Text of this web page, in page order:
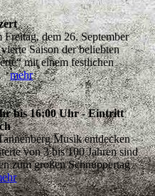
Freitag, dem 26. September
Saison der beliebten
mit einem festlichen
mehr
bis 16:00 Uhr - Eintritt
Musik entdecken
von 3 bis 100 Jahren sind
zum großen Schnuppertag